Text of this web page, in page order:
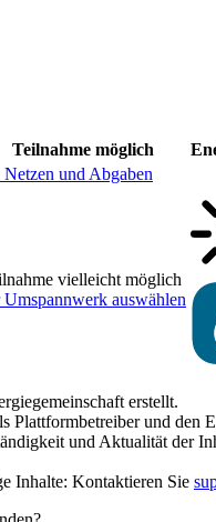
Teilnahme möglich
und Abgaben
vielleicht möglich
auswählen
erstellt.
und den
und Aktualität der
Inhalte: Kontaktieren Sie